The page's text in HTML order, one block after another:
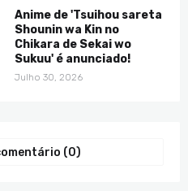
Anime de 'Tsuihou sareta
Shounin wa Kin no
Chikara de Sekai wo
Sukuu' é anunciado!
Julho 30, 2026
(0)